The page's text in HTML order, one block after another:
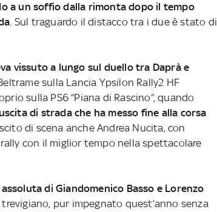
a un soffio dalla rimonta dopo il tempo
. Sul traguardo il distacco tra i due è stato di
vissuto a lungo sul duello tra Daprà e
sulla Lancia Ypsilon Rally2 HF
sulla PS6 “Piana di Rascino”, quando
di strada che ha messo fine alla corsa
di scena anche Andrea Nucita, con
con il miglior tempo nella spettacolare
di Giandomenico Basso e Lorenzo
trevigiano, pur impegnato quest’anno senza